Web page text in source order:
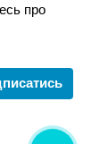
про